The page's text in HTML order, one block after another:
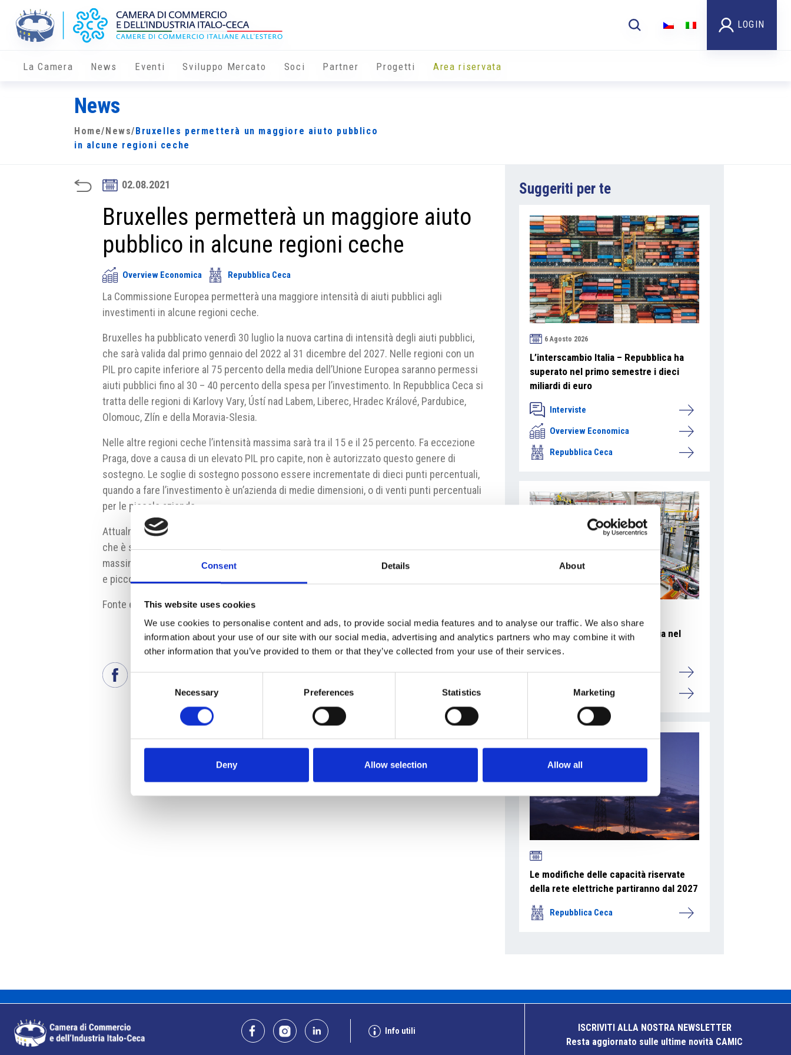
Consent Details About
This website uses cookies
We use cookies to personalise content and ads, to provide social media features and to analyse our traffic. We also share
information about your use of our site with our social media, advertising and analytics partners who may combine it with
other information that you’ve provided to them or that they’ve collected from your use of their services.
Necessary Preferences Statistics Marketing
Deny Allow selection Allow all
LOGIN
La Camera News Eventi Sviluppo Mercato Soci Partner Progetti Area riservata
News
Home/ News/ Bruxelles permetterà un maggiore aiuto pubblico
in alcune regioni ceche
02.08.2021
Bruxelles permetterà un maggiore aiuto
pubblico in alcune regioni ceche
Overview Economica Repubblica Ceca
La Commissione Europea permetterà una maggiore intensità di aiuti pubblici agli
investimenti in alcune regioni ceche.
Bruxelles ha pubblicato venerdì 30 luglio la nuova cartina di intensità degli aiuti pubblici,
che sarà valida dal primo gennaio del 2022 al 31 dicembre del 2027. Nelle regioni con un
PIL pro capite inferiore al 75 percento della media dell’Unione Europea saranno permessi
aiuti pubblici fino al 30 – 40 percento della spesa per l’investimento. In Repubblica Ceca si
tratta delle regioni di Karlovy Vary, Ústí nad Labem, Liberec, Hradec Králové, Pardubice,
Olomouc, Zlín e della Moravia-Slesia.
Nelle altre regioni ceche l’intensità massima sarà tra il 15 e il 25 percento. Fa eccezione
Praga, dove a causa di un elevato PIL pro capite, non è autorizzato questo genere di
sostegno. Le soglie di sostegno possono essere incrementate di dieci punti percentuali,
quando a fare l’investimento è un’azienda di medie dimensioni, o di venti punti percentuali
per le piccole aziende.
Attualmente in Repubblica Ceca è in vigore la cartina prevista per il periodo 2014-2020,
che è stata prorogata di un anno. Ad eccezione di Praga, in tutte le regioni l’intensità
massima del sostegno pubblico è del 25 percento con gli incrementi previsti per le medie
e piccole aziende.
Fonte e fonte fotografia:ec.europa.eu
Suggeriti per te
6 Agosto 2026
L’interscambio Italia – Repubblica ha
superato nel primo semestre i dieci
miliardi di euro
Interviste
Overview Economica
Repubblica Ceca
Accelera la ripresa dell’industria nel
corso del primo semestre
Overview Economica
Repubblica Ceca
Le modifiche delle capacità riservate
della rete elettriche partiranno dal 2027
Repubblica Ceca
Info utili
ISCRIVITI ALLA NOSTRA NEWSLETTER
Resta aggiornato sulle ultime novità CAMIC